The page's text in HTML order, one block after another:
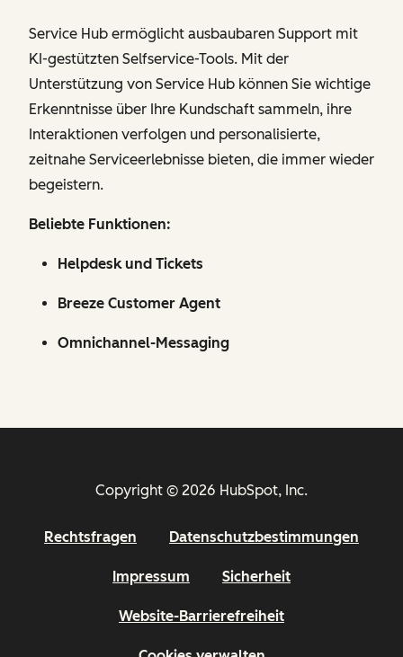
Service Hub ermöglicht ausbaubaren Support mit
KI-gestützten Selfservice-Tools. Mit der
Unterstützung von Service Hub können Sie wichtige
Erkenntnisse über Ihre Kundschaft sammeln, ihre
Interaktionen verfolgen und personalisierte,
zeitnahe Serviceerlebnisse bieten, die immer wieder
begeistern.
Beliebte Funktionen:
Helpdesk und Tickets
Breeze Customer Agent
Omnichannel-Messaging
Copyright © 2026 HubSpot, Inc.
Rechtsfragen Datenschutzbestimmungen
Impressum Sicherheit
Website-Barrierefreiheit